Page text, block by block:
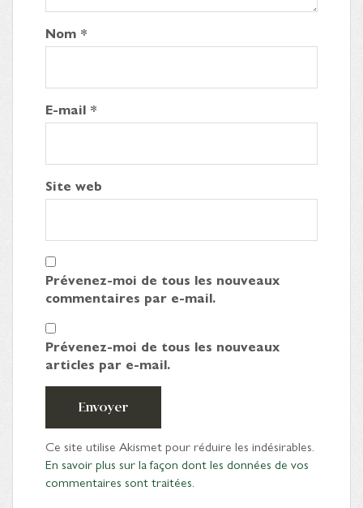
Nom *
E-mail *
Site web
Prévenez-moi de tous les nouveaux
commentaires par e-mail.
Prévenez-moi de tous les nouveaux
articles par e-mail.
Envoyer
Ce site utilise Akismet pour réduire les indésirables.
En savoir plus sur la façon dont les données de vos
commentaires sont traitées